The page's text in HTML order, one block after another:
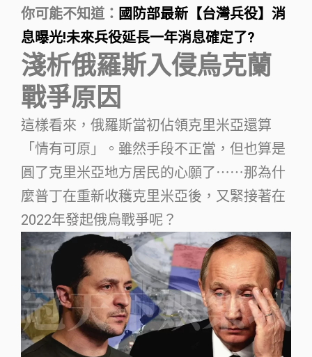
你可能不知道： 國防部最新【台灣兵役】消
息曝光!未來兵役延長一年消息確定了?
淺析俄羅斯入侵烏克蘭
戰爭原因
這樣看來，俄羅斯當初佔領克里米亞還算
「情有可原」。雖然手段不正當，但也算是
圓了克里米亞地方居民的心願了⋯⋯那為什
麼普丁在重新收穫克里米亞後，又緊接著在
2022年發起俄烏戰爭呢？